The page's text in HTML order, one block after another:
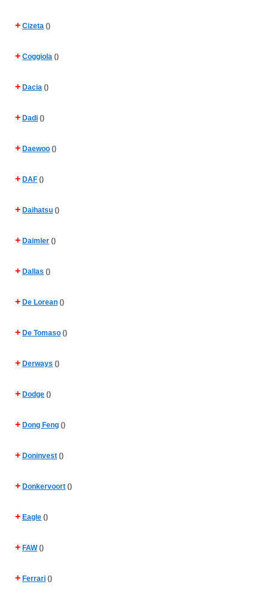
+ Cizeta ()
+ Coggiola ()
+ Dacia ()
+ Dadi ()
+ Daewoo ()
+ DAF ()
+ Daihatsu ()
+ Daimler ()
+ Dallas ()
+ De Lorean ()
+ De Tomaso ()
+ Derways ()
+ Dodge ()
+ Dong Feng ()
+ Doninvest ()
+ Donkervoort ()
+ Eagle ()
+ FAW()
+ Ferrari ()